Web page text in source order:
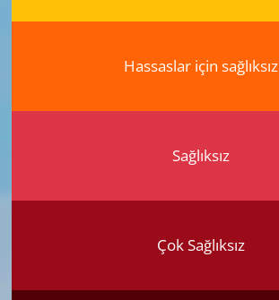
Hassaslar için sağlıksız
Sağlıksız
Çok Sağlıksız